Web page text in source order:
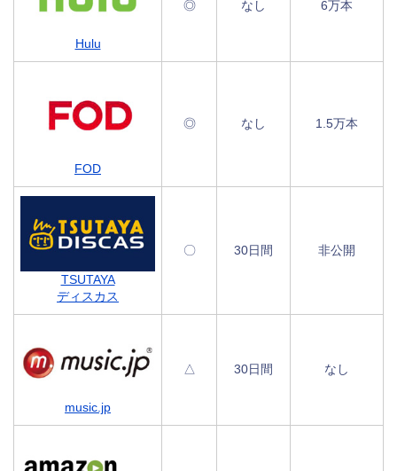
Hulu
◎ なし 6万本
FOD
◎ なし 1.5万本
TSUTAYA
ディスカス
〇 30日間 非公開
music.jp
△ 30日間 なし